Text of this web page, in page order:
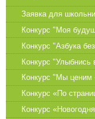
Заявка для
Конкурс "Моя
Конкурс "Азбука
Конкурс "Улыбнись
Конкурс "Мы
Конкурс «По
Конкурс